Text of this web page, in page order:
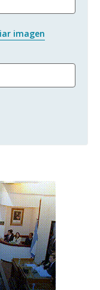
imagen